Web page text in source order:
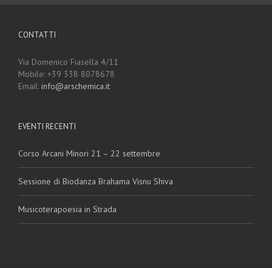
CONTATTI
Via Domenico Fiasella 4/11
Mobile: +39 338 8078678
Email: info@arschemica.it
EVENTI RECENTI
Corso Arcani Minori 21 – 22 settembre
Sessione di Biodanza Brahama Visnu Shiva
Musicoterapoesia in Strada